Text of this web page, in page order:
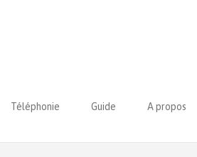
Téléphonie Guide A propos